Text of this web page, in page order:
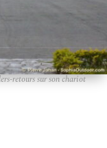
retours sur son chariot